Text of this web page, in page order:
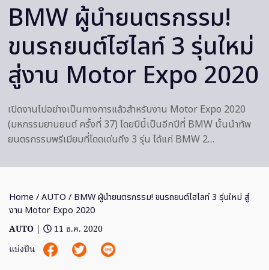
BMW ผู้นำยนตรกรรม!
ขนรถยนต์ไฮไลท์ 3 รุ่นใหม่
สู่งาน Motor Expo 2020
เปิดงานไปอย่างเป็นทางการแล้วสำหรับงาน Motor Expo 2020
(มหกรรมยานยนต์ ครั้งที่ 37) โดยปีนี้เป็นอีกปีที่ BMW นั้นนำทัพ
ยนตรกรรมพรีเมียมที่โดดเด่นถึง 3 รุ่น ได้แก่ BMW 2…
Home /AUTO / BMW ผู้นำยนตรกรรม! ขนรถยนต์ไฮไลท์ 3 รุ่นใหม่ สู่
งาน Motor Expo 2020
AUTO |
11 ธ.ค. 2020
แบ่งปัน